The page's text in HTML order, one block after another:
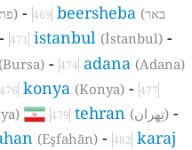
(פתח תקוה) -469 beersheba (באר
-471 istanbul (İstanbul) -
(Bursa) -474 adana (Adana)
476 konya (Konya) -477
479 tehran (تِهران) -
(Eşfahān) -482 karaj